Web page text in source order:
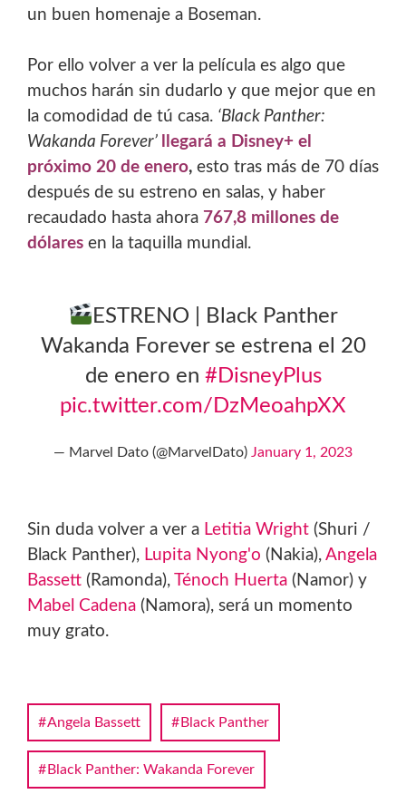
un buen homenaje a Boseman.
Por ello volver a ver la película es algo que
muchos harán sin dudarlo y que mejor que en
la comodidad de tú casa. ‘Black Panther:
Wakanda Forever’
llegará a Disney+ el
próximo 20 de enero, esto tras más de 70 días
después de su estreno en salas, y haber
recaudado hasta ahora 767,8 millones de
dólares en la taquilla mundial.
ESTRENO | Black Panther
Wakanda Forever se estrena el 20
de enero en #DisneyPlus
pic.twitter.com/DzMeoahpXX
— Marvel Dato (@MarvelDato) January 1, 2023
Sin duda volver a ver a Letitia Wright (Shuri /
Black Panther), Lupita Nyong'o (Nakia), Angela
Bassett (Ramonda), Ténoch Huerta (Namor) y
Mabel Cadena (Namora), será un momento
muy grato.
Angela Bassett Black Panther
Black Panther: Wakanda Forever